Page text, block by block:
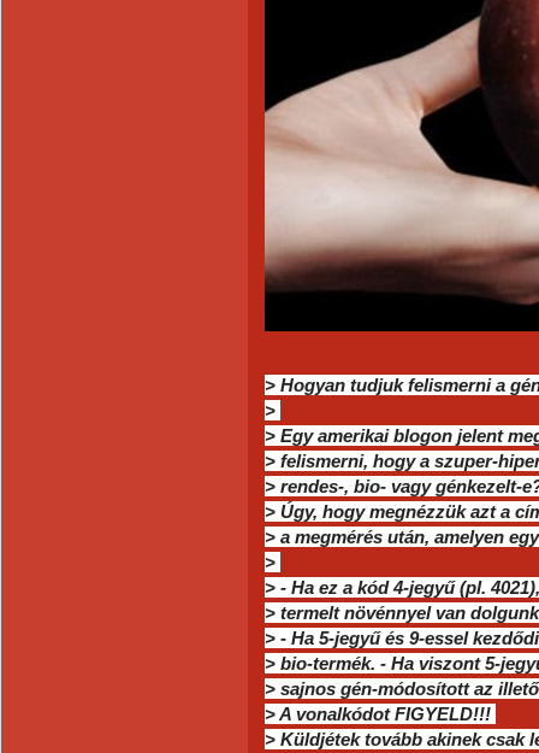
> Hogyan tudjuk felismerni a
>
> Egy amerikai blogon jelent
> felismerni, hogy a szuper-
> rendes-, bio- vagy génkezelt-
> Úgy, hogy megnézzük azt a
> a megmérés után, amelyen
>
> - Ha ez a kód 4-jegyű (pl.
> termelt növénnyel van
> - Ha 5-jegyű és 9-essel
> bio-termék. - Ha viszont 5-
> sajnos gén-módosított az
> A vonalkódot FIGYELD!!!
> Küldjétek tovább akinek csak